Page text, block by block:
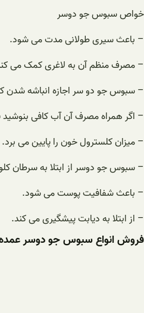
خواص سبوس جو دوسر
– باعث سیری طولانی مدت می شود.
– مصرف منظم آن به لاغری کمک می
– سبوس جو دو سر اجازه انباشه شدن
– اگر همراه مصرف آن آب کافی
– میزان کلسترول خون را پایین می برد.
– سبوس جو دوسر از ابتلا به سرطان
– باعث شفافیت پوست می شود.
– از ابتلا به دیابت پیشگیری می کند.
فروش انواع سبوس جو دوسر